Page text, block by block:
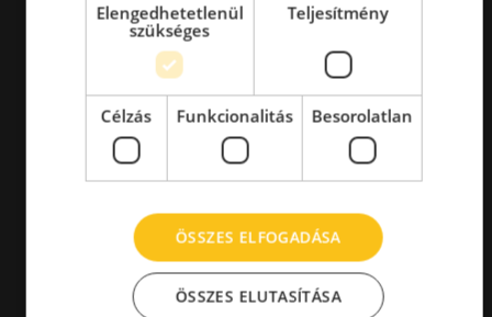
Elengedhetetlenül
szükséges
Teljesítmény
Célzás Funkcionalitás Besorolatlan
ÖSSZES ELFOGADÁSA
ÖSSZES ELUTASÍTÁSA